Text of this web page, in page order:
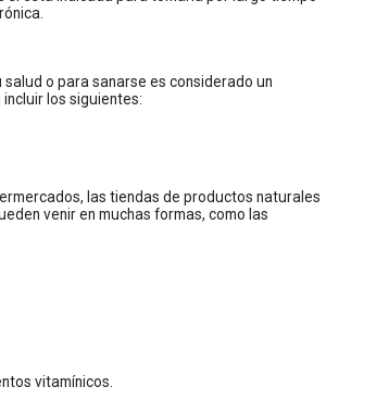
o para sanarse es considerado un
los siguientes:
las tiendas de productos naturales
venir en muchas formas, como las
vitamínicos.